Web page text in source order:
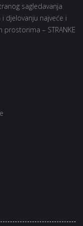
sagledavanja
djelovanju najveće i
– STRANKE